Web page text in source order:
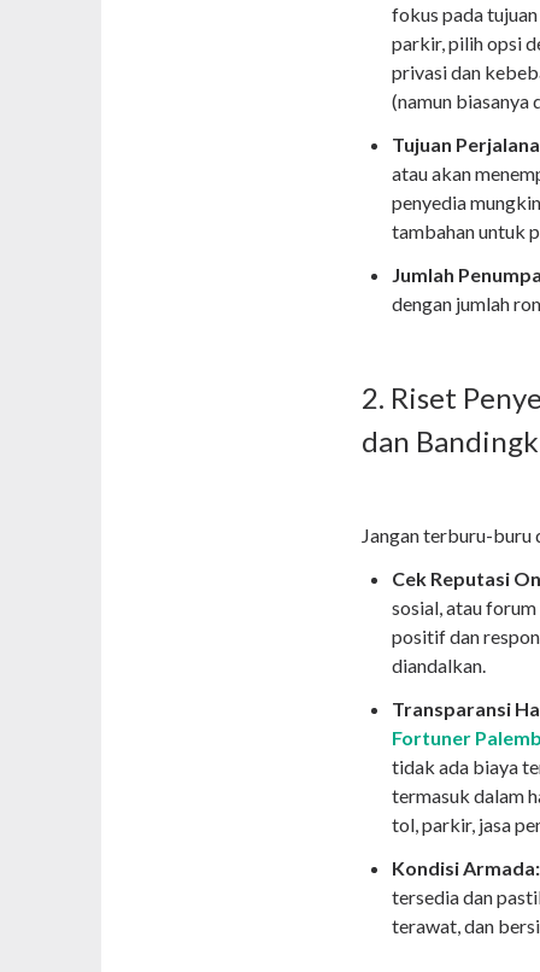
fokus pada
parkir, pilih opsi
privasi dan
(namun biasanya
Tujuan
atau akan
penyedia
tambahan untuk
Jumlah
dengan jumlah
2. Riset
dan
Jangan terburu-buru
Cek Reputasi
sosial, atau
positif dan
diandalkan.
Transparansi
Fortuner
tidak ada biaya
termasuk dalam
tol, parkir, jasa
Kondisi Armada:
tersedia dan
terawat, dan